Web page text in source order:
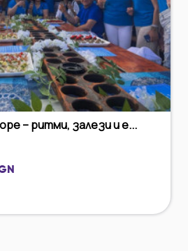
– ритми, залези и е...